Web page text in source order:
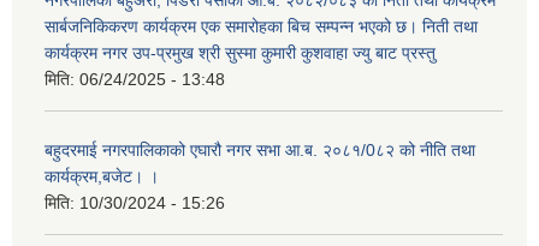
सार्बजनिकिकरण कार्यक्रम एक समारोहका बिच सम्पन्न भएको छ। निती तथा
कार्यक्रम नगर उप-प्रमुख श्री सुस्मा कुमारी कुशवाहा ज्यु बाट प्रस्तु
मिति: 06/24/2025 - 13:48
बहुदरमाई नगरपालिकाको एघारौ नगर सभा आ.ब. २०८१/0८२ को नीति तथा
कार्यक्रम,बजेट। ।
मिति: 10/30/2024 - 15:26